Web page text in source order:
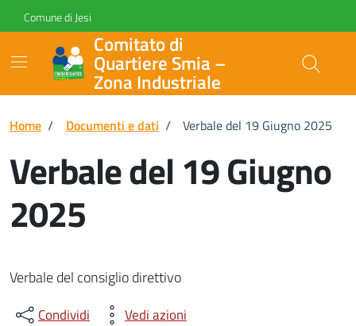
Skip to Main Content
Vai ai contenuti
Vai al footer
Comune di Jesi
Comitato di
Quartiere Smia –
Zona Industriale
Home / Documenti e dati / Verbale del 19 Giugno 2025
Verbale del 19 Giugno
2025
Verbale del consiglio direttivo
Condividi Vedi azioni